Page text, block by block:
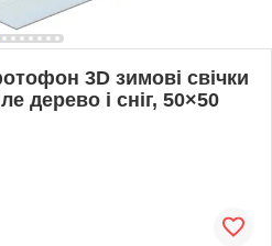
3D зимові свічки
дерево і сніг, 50×50